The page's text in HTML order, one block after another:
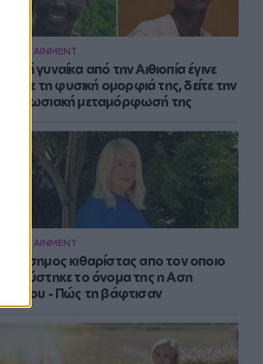
ENTERTAINMENT
Νεαρή γυναίκα από την Αιθιοπία έγινε
viral με τη φυσική ομορφιά της, δείτε την
εντυπωσιακή μεταμόρφωσή της
ENTERTAINMENT
Ο διάσημος κιθαρίστας απο τον οποιο
εμπνεύστηκε το όνομα της η Αση
Μπήλιου - Πώς τη βάφτισαν